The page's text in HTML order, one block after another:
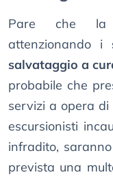
Pare che la
attenzionando i
salvataggio a
probabile che
servizi a opera di
escursionisti
infradito,
prevista una